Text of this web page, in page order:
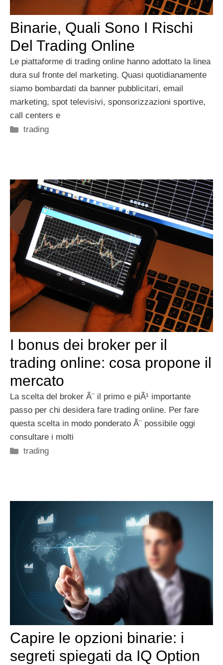
Binarie, Quali Sono I Rischi
Del Trading Online
Le piattaforme di trading online hanno adottato la linea
dura sul fronte del marketing. Quasi quotidianamente
siamo bombardati da banner pubblicitari, email
marketing, spot televisivi, sponsorizzazioni sportive,
call centers e
Categorie
trading
I bonus dei broker per il
trading online: cosa propone il
mercato
La scelta del broker Ã¨ il primo e piÃ¹ importante
passo per chi desidera fare trading online. Per fare
questa scelta in modo ponderato Ã¨ possibile oggi
consultare i molti
Categorie
trading
Capire le opzioni binarie: i
segreti spiegati da IQ Option